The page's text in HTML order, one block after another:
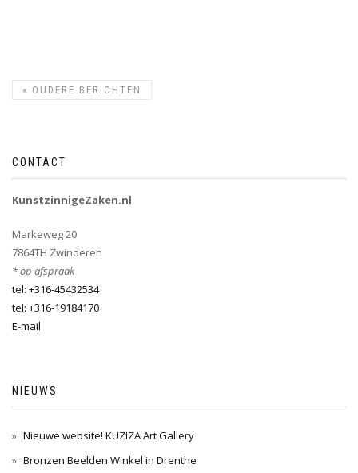
« OUDERE BERICHTEN
CONTACT
KunstzinnigeZaken.nl
Markeweg 20
7864TH Zwinderen
* op afspraak
tel: +316-45432534
tel: +316-19184170
E-mail
NIEUWS
Nieuwe website! KUZIZA Art Gallery
Bronzen Beelden Winkel in Drenthe